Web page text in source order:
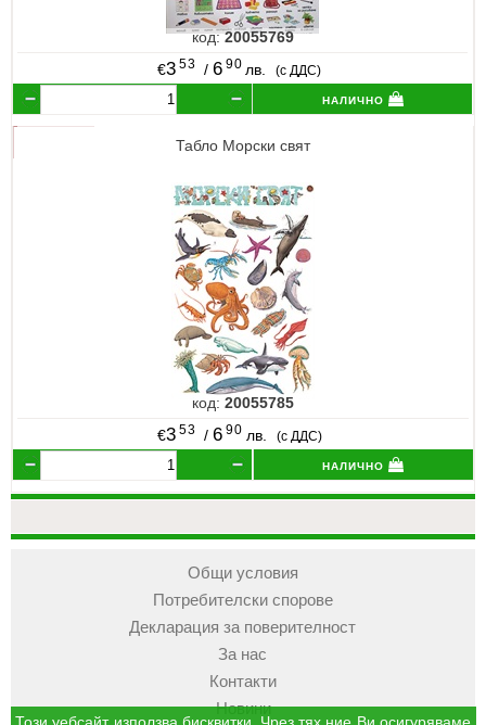
код:20055769
€3 53 / 6 90 лв. (с ДДС)
налично
Табло Морски свят
код: 20055785
€3 53 /6 90 лв. (с ДДС)
налично
Общи условия
Потребителски спорове
Декларация за поверителност
За нас
Контакти
Новини